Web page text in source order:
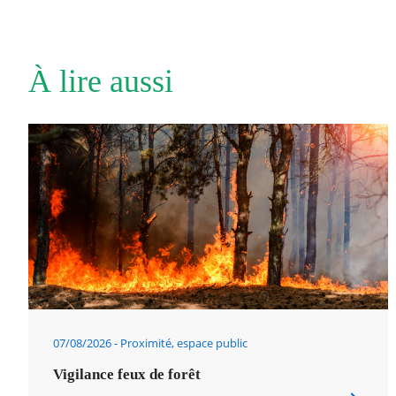
À lire aussi
07/08/2026 Proximité, espace public
Vigilance feux de forêt